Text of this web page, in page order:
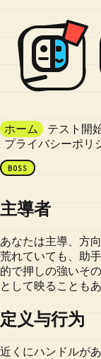
ホーム テスト開
プライバシーポリ
BOSS
主導者
あなたは主導、方
荒れていても、助
的で押しの強いそ
として映ることもあ
定义与行为
近くにハンドルが